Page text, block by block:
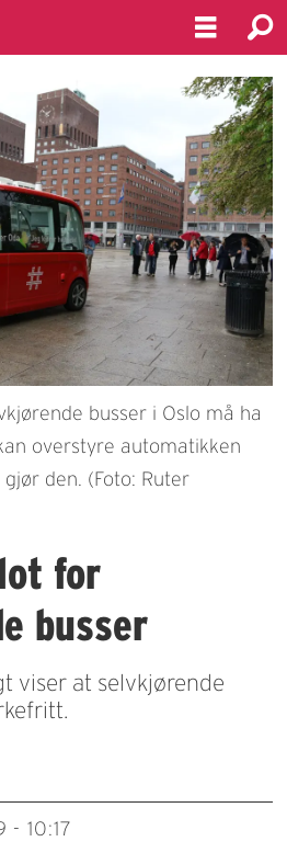
busser i Oslo må ha
overstyre automatikken
den. (Foto: Ruter
for
busser
viser at selvkjørende
- 10:17